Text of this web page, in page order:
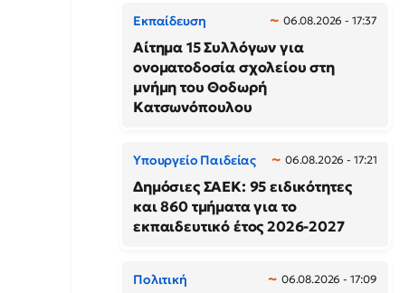
Εκπαίδευση 06.08.2026 - 17:37
Αίτημα 15 Συλλόγων για
ονοματοδοσία σχολείου στη
μνήμη του Θοδωρή
Κατσωνόπουλου
Υπουργείο Παιδείας 06.08.2026 - 17:21
Δημόσιες ΣΑΕΚ: 95 ειδικότητες
και 860 τμήματα για το
εκπαιδευτικό έτος 2026-2027
Πολιτική 06.08.2026 - 17:09